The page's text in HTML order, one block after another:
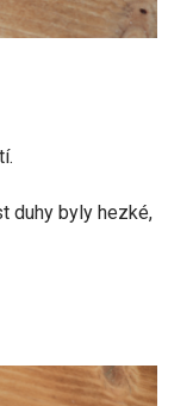
duhy byly hezké,